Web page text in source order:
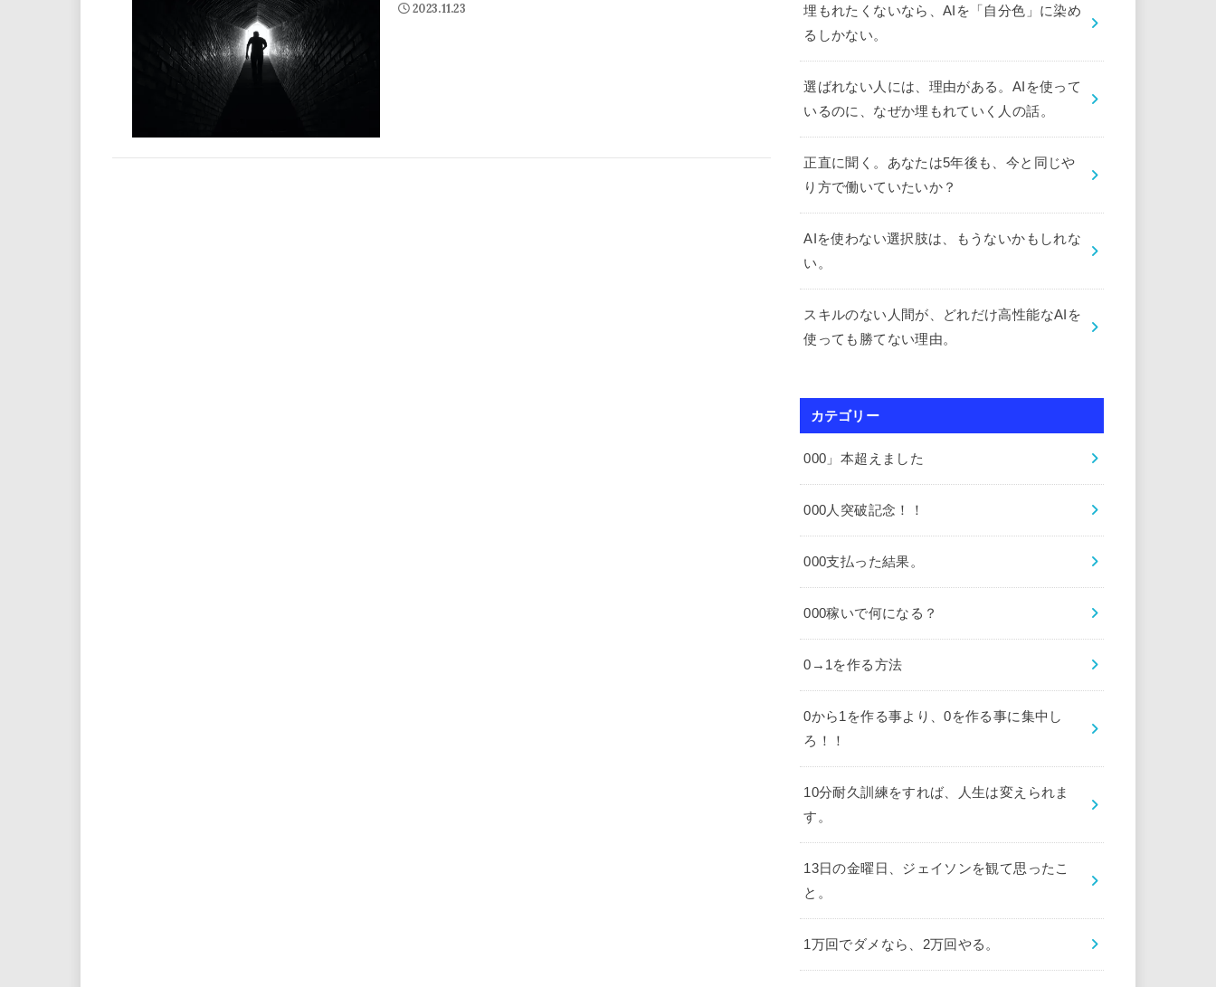
2023.11.23
埋もれたくないなら、AIを「自分色」に染め
るしかない。
選ばれない人には、理由がある。AIを使って
いるのに、なぜか埋もれていく人の話。
正直に聞く。あなたは5年後も、今と同じや
り方で働いていたいか？
AIを使わない選択肢は、もうないかもしれな
い。
スキルのない人間が、どれだけ高性能なAIを
使っても勝てない理由。
カテゴリー
000」本超えました
000人突破記念！！
000支払った結果。
000稼いで何になる？
0→1を作る方法
0から1を作る事より、0を作る事に集中し
ろ！！
10分耐久訓練をすれば、人生は変えられま
す。
13日の金曜日、ジェイソンを観て思ったこ
と。
1万回でダメなら、2万回やる。